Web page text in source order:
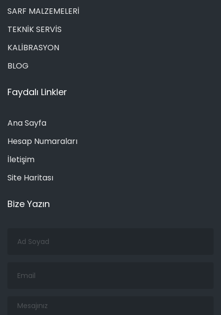
SARF MALZEMELERİ
TEKNİK SERVİS
KALİBRASYON
BLOG
Faydalı Linkler
Ana Sayfa
Hesap Numaraları
İletişim
Site Haritası
Bize Yazın
Soyad
Mesajınız